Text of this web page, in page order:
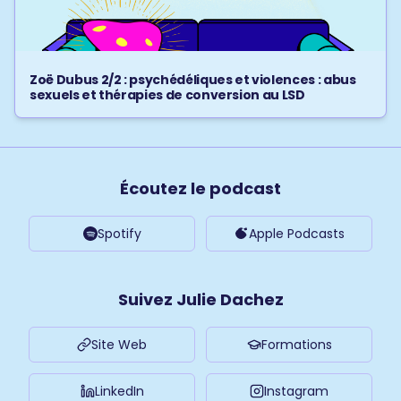
Zoë Dubus 2/2 : psychédéliques et violences : abus
sexuels et thérapies de conversion au LSD
Écoutez le podcast
Spotify Apple Podcasts
Suivez Julie Dachez
Site Web Formations
LinkedIn Instagram